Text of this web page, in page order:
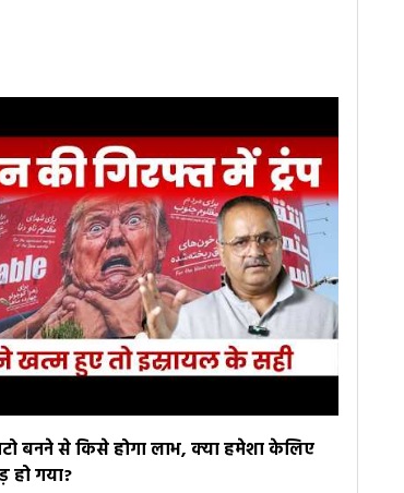
बनने से किसे होगा लाभ, क्या हमेशा केलिए
हो गया?